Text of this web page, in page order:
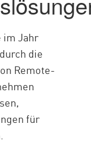
im Jahr
die
Remote-
für